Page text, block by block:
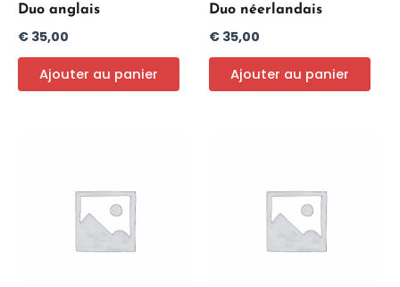
Duo anglais
€ 35,00
Ajouter au panier
Duo néerlandais
€ 35,00
Ajouter au panier